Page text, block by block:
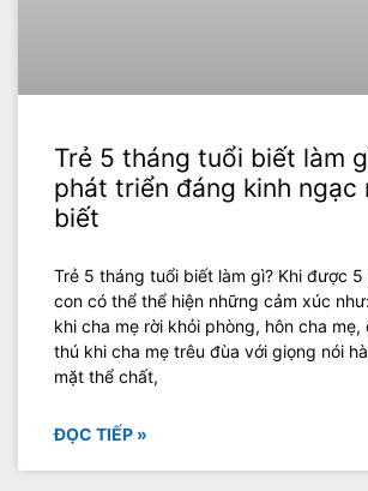
Trẻ 5 tháng tuổi biết làm
phát triển đáng kinh ngạc
biết
Trẻ 5 tháng tuổi biết làm gì? Khi được 5
con có thể thể hiện những cảm xúc
khi cha mẹ rời khỏi phòng, hôn cha mẹ,
thú khi cha mẹ trêu đùa với giọng nói
mặt thể chất,
ĐỌC TIẾP »